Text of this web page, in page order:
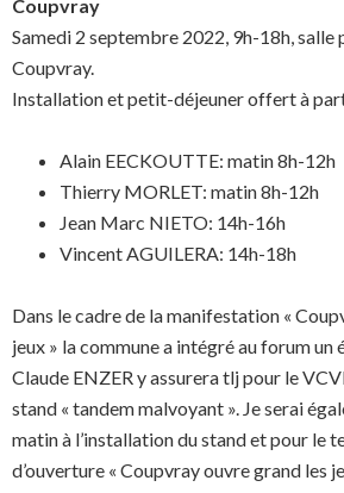
Coupvray
Samedi 2 septembre 2022, 9h-18h, salle
Coupvray.
Installation et petit-déjeuner offert à
Alain EECKOUTTE: matin 8h-12h
Thierry MORLET: matin 8h-12h
Jean Marc NIETO: 14h-16h
Vincent AGUILERA: 14h-18h
Dans le cadre de la manifestation «
jeux » la commune a intégré au forum un
Claude ENZER y assurera tlj pour le
stand « tandem malvoyant ». Je serai
matin à l’installation du stand et pour le
d’ouverture « Coupvray ouvre grand les